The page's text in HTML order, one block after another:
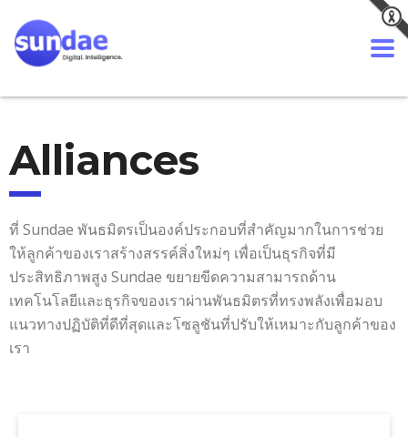
Alliances
ที่ Sundae พันธมิตรเป็นองค์ประกอบที่สำคัญมากในการช่วย
ให้ลูกค้าของเราสร้างสรรค์สิ่งใหม่ๆ เพื่อเป็นธุรกิจที่มี
ประสิทธิภาพสูง Sundae ขยายขีดความสามารถด้าน
เทคโนโลยีและธุรกิจของเราผ่านพันธมิตรที่ทรงพลังเพื่อมอบ
แนวทางปฏิบัติที่ดีที่สุดและโซลูชันที่ปรับให้เหมาะกับลูกค้าของ
เรา